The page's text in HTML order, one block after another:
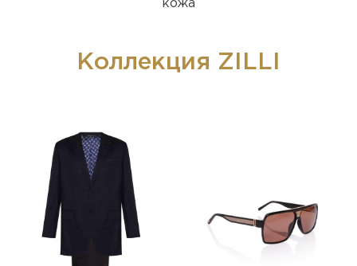
кожа
Коллекция ZILLI